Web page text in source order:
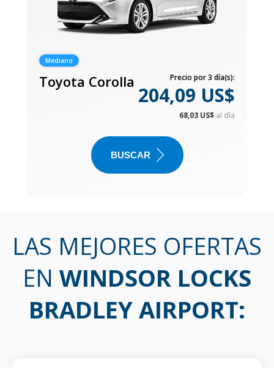
Mediano
Toyota Corolla Precio por 3 día(s):
204,09 US$
68,03 US$ al día
BUSCAR
LAS MEJORES OFERTAS
EN WINDSOR LOCKS
BRADLEY AIRPORT: